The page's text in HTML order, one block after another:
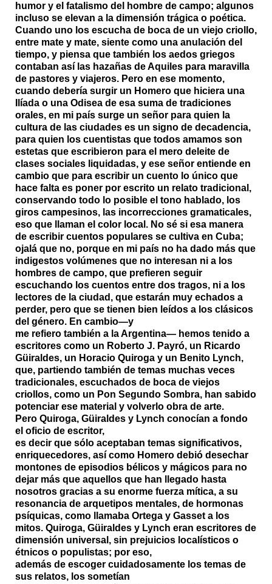
humor y el fatalismo del hombre de campo; algunos
incluso se elevan a la dimensión trágica o poética.
Cuando uno los escucha de boca de un viejo criollo,
entre mate y mate, siente como una anulación del
tiempo, y piensa que también los aedos griegos
contaban así las hazañas de Aquiles para maravilla
de pastores y viajeros. Pero en ese momento,
cuando debería surgir un Homero que hiciera una
Ilíada o una Odisea de esa suma de tradiciones
orales, en mi país surge un señor para quien la
cultura de las ciudades es un signo de decadencia,
para quien los cuentistas que todos amamos son
estetas que escribieron para el mero deleite de
clases sociales liquidadas, y ese señor entiende en
cambio que para escribir un cuento lo único que
hace falta es poner por escrito un relato tradicional,
conservando todo lo posible el tono hablado, los
giros campesinos, las incorrecciones gramaticales,
eso que llaman el color local. No sé si esa manera
de escribir cuentos populares se cultiva en Cuba;
ojalá que no, porque en mi país no ha dado más que
indigestos volúmenes que no interesan ni a los
hombres de campo, que prefieren seguir
escuchando los cuentos entre dos tragos, ni a los
lectores de la ciudad, que estarán muy echados a
perder, pero que se tienen bien leídos a los clásicos
del género. En cambio—y
me refiero también a la Argentina— hemos tenido a
escritores como un Roberto J. Payró, un Ricardo
Güiraldes, un Horacio Quiroga y un Benito Lynch,
que, partiendo también de temas muchas veces
tradicionales, escuchados de boca de viejos
criollos, como un Pon Segundo Sombra, han sabido
potenciar ese material y volverlo obra de arte.
Pero Quiroga, Güiraldes y Lynch conocían a fondo
el oficio de escritor,
es decir que sólo aceptaban temas significativos,
enriquecedores, así como Homero debió desechar
montones de episodios bélicos y mágicos para no
dejar más que aquellos que han llegado hasta
nosotros gracias a su enorme fuerza mítica, a su
resonancia de arquetipos mentales, de hormonas
psíquicas, como llamaba Ortega y Gasset a los
mitos. Quiroga, Güiraldes y Lynch eran escritores de
dimensión universal, sin prejuicios localísticos o
étnicos o populistas; por eso,
además de escoger cuidadosamente los temas de
sus relatos, los sometían